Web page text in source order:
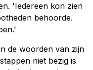
'Iedereen kon zien
behoorde.
de woorden van zijn
niet bezig is